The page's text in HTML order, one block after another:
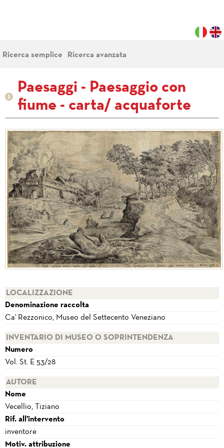
Ricerca semplice Ricerca avanzata
Paesaggi - Paesaggio con
fiume - carta/ acquaforte
LOCALIZZAZIONE
Denominazione raccolta
Ca' Rezzonico, Museo del Settecento Veneziano
INVENTARIO DI MUSEO O SOPRINTENDENZA
Numero
Vol. St. E 53/28
AUTORE
Nome
Vecellio, Tiziano
Rif. all'intervento
inventore
Motiv. attribuzione